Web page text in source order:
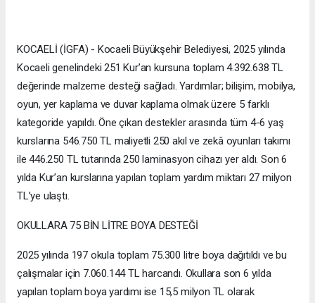
KOCAELİ (İGFA) - Kocaeli Büyükşehir Belediyesi, 2025 yılında
Kocaeli genelindeki 251 Kur’an kursuna toplam 4.392.638 TL
değerinde malzeme desteği sağladı. Yardımlar; bilişim, mobilya,
oyun, yer kaplama ve duvar kaplama olmak üzere 5 farklı
kategoride yapıldı. Öne çıkan destekler arasında tüm 4-6 yaş
kurslarına 546.750 TL maliyetli 250 akıl ve zekâ oyunları takımı
ile 446.250 TL tutarında 250 laminasyon cihazı yer aldı. Son 6
yılda Kur’an kurslarına yapılan toplam yardım miktarı 27 milyon
TL’ye ulaştı.
OKULLARA 75 BİN LİTRE BOYA DESTEĞİ
2025 yılında 197 okula toplam 75.300 litre boya dağıtıldı ve bu
çalışmalar için 7.060.144 TL harcandı. Okullara son 6 yılda
yapılan toplam boya yardımı ise 15,5 milyon TL olarak